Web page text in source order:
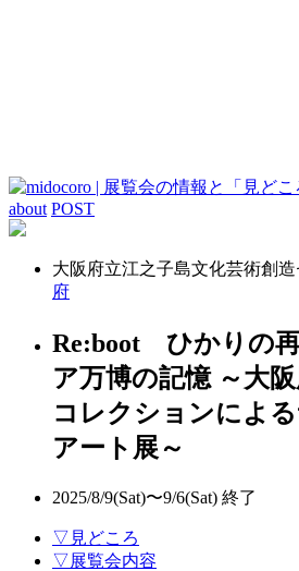
about POST
大阪府立江之子島文化芸術創造
府
Re:boot ひかりの
ア万博の記憶 ～大
コレクションによ
アート展～
2025/8/9(Sat)〜9/6(Sat) 終了
▽見どころ
▽展覧会内容